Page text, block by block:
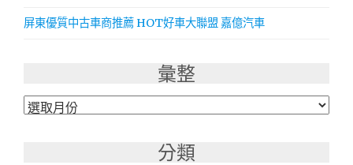
屏東優質中古車商推薦 HOT好車大聯盟 嘉億汽車
彙整
彙
分類